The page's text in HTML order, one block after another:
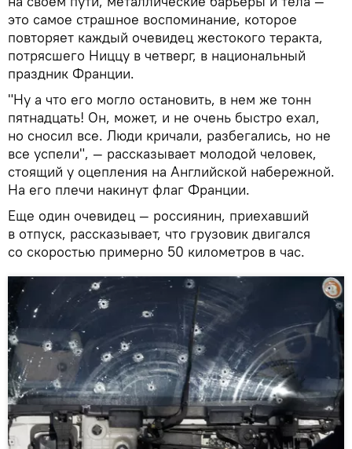
это самое страшное воспоминание, которое
повторяет каждый очевидец жестокого теракта,
потрясшего Ниццу в четверг, в национальный
праздник Франции.
"Ну а что его могло остановить, в нем же тонн
пятнадцать! Он, может, и не очень быстро ехал,
но сносил все. Люди кричали, разбегались, но не
все успели", — рассказывает молодой человек,
стоящий у оцепления на Английской набережной.
На его плечи накинут флаг Франции.
Еще один очевидец — россиянин, приехавший
в отпуск, рассказывает, что грузовик двигался
со скоростью примерно 50 километров в час.